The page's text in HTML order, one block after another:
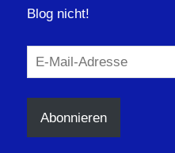
Blog nicht!
E-
Mail-
Adresse
Abonnieren